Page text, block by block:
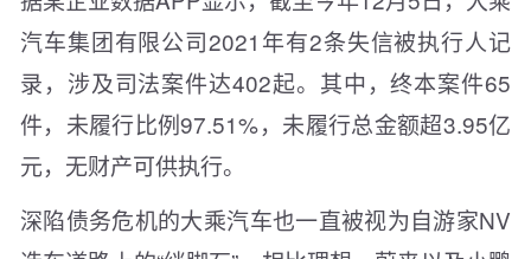
汽车集团有限公司2021年有2条失信被执行人记
录，涉及司法案件达402起。其中，终本案件65
件，未履行比例97.51%，未履行总金额超3.95亿
元，无财产可供执行。
深陷债务危机的大乘汽车也一直被视为自游家NV